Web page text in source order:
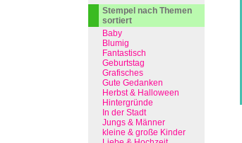
Stempel nach Themen
sortiert
Baby
Blumig
Fantastisch
Geburtstag
Grafisches
Gute Gedanken
Herbst & Halloween
Hintergründe
In der Stadt
Jungs & Männer
kleine & große Kinder